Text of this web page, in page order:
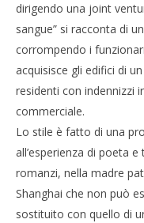
dirigendo una joint
sangue” si racconta di
corrompendo i
acquisisce gli edifici di
residenti con indennizzi
commerciale.
Lo stile è fatto di una
all’esperienza di poeta
romanzi, nella madre
Shanghai che non può
sostituito con quello di